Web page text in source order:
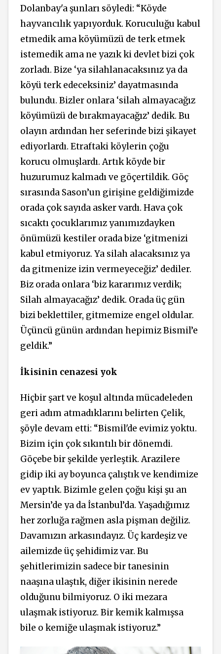
Dolanbay'a şunları söyledi: “Köyde
hayvancılık yapıyorduk. Koruculuğu kabul
etmedik ama köyümüzü de terk etmek
istemedik ama ne yazık ki devlet bizi çok
zorladı. Bize ‘ya silahlanacaksınız ya da
köyü terk edeceksiniz’ dayatmasında
bulundu. Bizler onlara ‘silah almayacağız
köyümüzü de bırakmayacağız’ dedik. Bu
olayın ardından her seferinde bizi şikayet
ediyorlardı. Etraftaki köylerin çoğu
korucu olmuşlardı. Artık köyde bir
huzurumuz kalmadı ve göçertildik. Göç
sırasında Sason’un girişine geldiğimizde
orada çok sayıda asker vardı. Hava çok
sıcaktı çocuklarımız yanımızdayken
önümüzü kestiler orada bize ‘gitmenizi
kabul etmiyoruz. Ya silah alacaksınız ya
da gitmenize izin vermeyeceğiz’ dediler.
Biz orada onlara ‘biz kararımız verdik;
Silah almayacağız’ dedik. Orada üç gün
bizi beklettiler, gitmemize engel oldular.
Üçüncü günün ardından hepimiz Bismil’e
geldik.”
İkisinin cenazesi yok
Hiçbir şart ve koşul altında mücadeleden
geri adım atmadıklarını belirten Çelik,
şöyle devam etti: “Bismil'de evimiz yoktu.
Bizim için çok sıkıntılı bir dönemdi.
Göçebe bir şekilde yerleştik. Arazilere
gidip iki ay boyunca çalıştık ve kendimize
ev yaptık. Bizimle gelen çoğu kişi şu an
Mersin’de ya da İstanbul’da. Yaşadığımız
her zorluğa rağmen asla pişman değiliz.
Davamızın arkasındayız. Üç kardeşiz ve
ailemizde üç şehidimiz var. Bu
şehitlerimizin sadece bir tanesinin
naaşına ulaştık, diğer ikisinin nerede
olduğunu bilmiyoruz. O iki mezara
ulaşmak istiyoruz. Bir kemik kalmışsa
bile o kemiğe ulaşmak istiyoruz.”